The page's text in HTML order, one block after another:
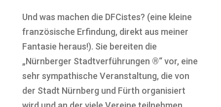
Und was machen die DFCistes? (eine kleine
französische Erfindung, direkt aus meiner
Fantasie heraus!). Sie bereiten die
„Nürnberger Stadtverführungen ®“ vor, eine
sehr sympathische Veranstaltung, die von
der Stadt Nürnberg und Fürth organisiert